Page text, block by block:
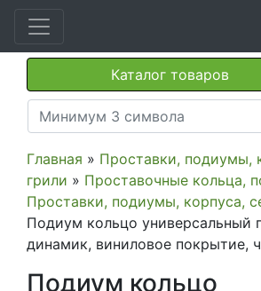
Каталог товаров
Главная » Проставки, подиумы,
грили » Проставочные кольца,
Проставки, подиумы, корпуса,
Подиум кольцо универсальный
динамик, виниловое покрытие,
Подиум кольцо